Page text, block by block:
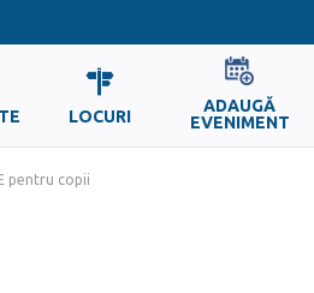
LOCURI
ADAUGĂ
EVENIMENT
pentru copii